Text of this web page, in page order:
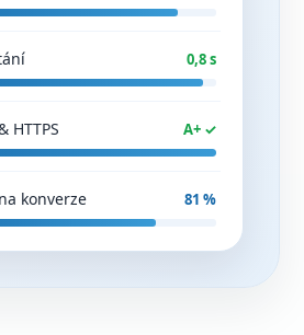
0,8 s
HTTPS A+ ✓
konverze 81 %